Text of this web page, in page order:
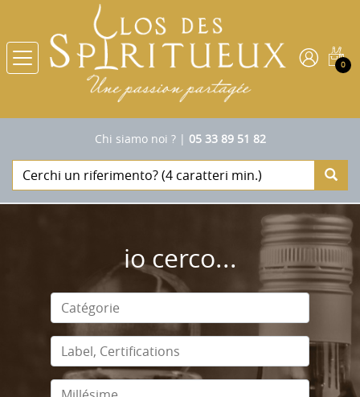
0
Chi siamo noi ?| 05 33 89 51 82
io cerco...